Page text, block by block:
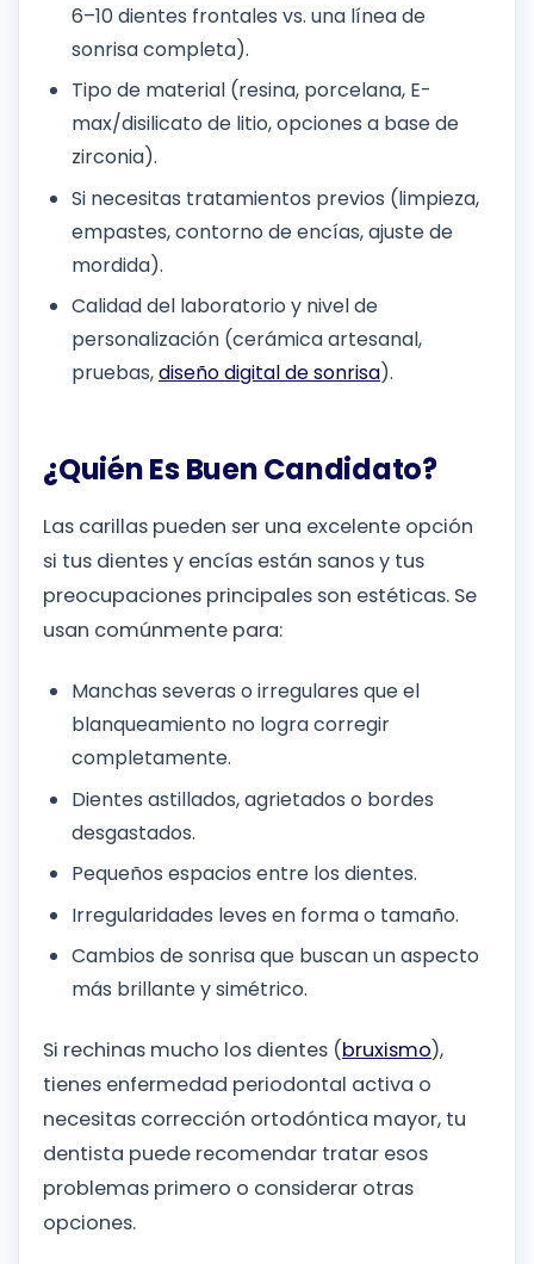
6–10 dientes frontales vs. una línea de
sonrisa completa).
Tipo de material (resina, porcelana, E-
max/disilicato de litio, opciones a base de
zirconia).
Si necesitas tratamientos previos (limpieza,
empastes, contorno de encías, ajuste de
mordida).
Calidad del laboratorio y nivel de
personalización (cerámica artesanal,
pruebas,diseño digital de sonrisa).
¿Quién Es Buen Candidato?
Las carillas pueden ser una excelente opción
si tus dientes y encías están sanos y tus
preocupaciones principales son estéticas. Se
usan comúnmente para:
Manchas severas o irregulares que el
blanqueamiento no logra corregir
completamente.
Dientes astillados, agrietados o bordes
desgastados.
Pequeños espacios entre los dientes.
Irregularidades leves en forma o tamaño.
Cambios de sonrisa que buscan un aspecto
más brillante y simétrico.
Si rechinas mucho los dientes (bruxismo),
tienes enfermedad periodontal activa o
necesitas corrección ortodóntica mayor, tu
dentista puede recomendar tratar esos
problemas primero o considerar otras
opciones.